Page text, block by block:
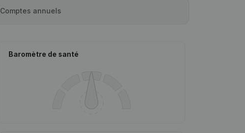
Comptes annuels
Baromètre de santé